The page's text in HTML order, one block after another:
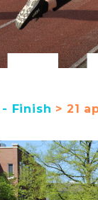
Finish > 21